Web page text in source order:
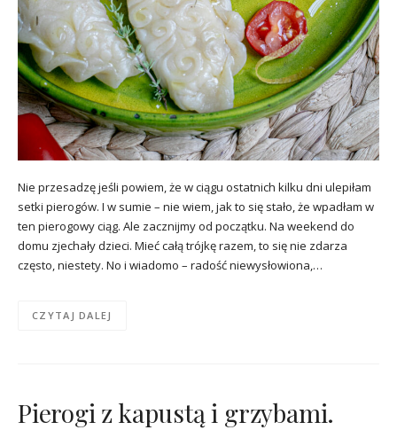
Nie przesadzę jeśli powiem, że w ciągu ostatnich kilku dni ulepiłam
setki pierogów. I w sumie – nie wiem, jak to się stało, że wpadłam w
ten pierogowy ciąg. Ale zacznijmy od początku. Na weekend do
domu zjechały dzieci. Mieć całą trójkę razem, to się nie zdarza
często, niestety. No i wiadomo – radość niewysłowiona,…
CZYTAJ DALEJ
Pierogi z kapustą i grzybami.